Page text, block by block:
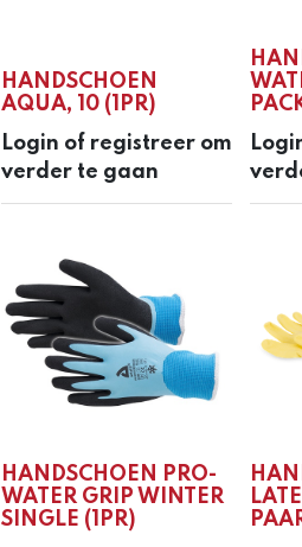
HANDSCHOEN
AQUA, 10 (1PR)
Login of registreer om
verder te gaan
HANDSCHOEN PRO-
WATER GRIP WINTER
SINGLE (1PR)